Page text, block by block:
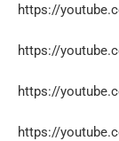
https://
https://
https://
https://